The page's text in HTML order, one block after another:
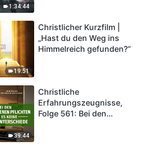
1:34:44
in das Königreich Gottes
eintreten?
19:51
Christlicher Kurzfilm |
„Hast du den Weg ins
Himmelreich gefunden?“
39:44
Christliche
Erfahrungszeugnisse,
Folge 561: Bei den